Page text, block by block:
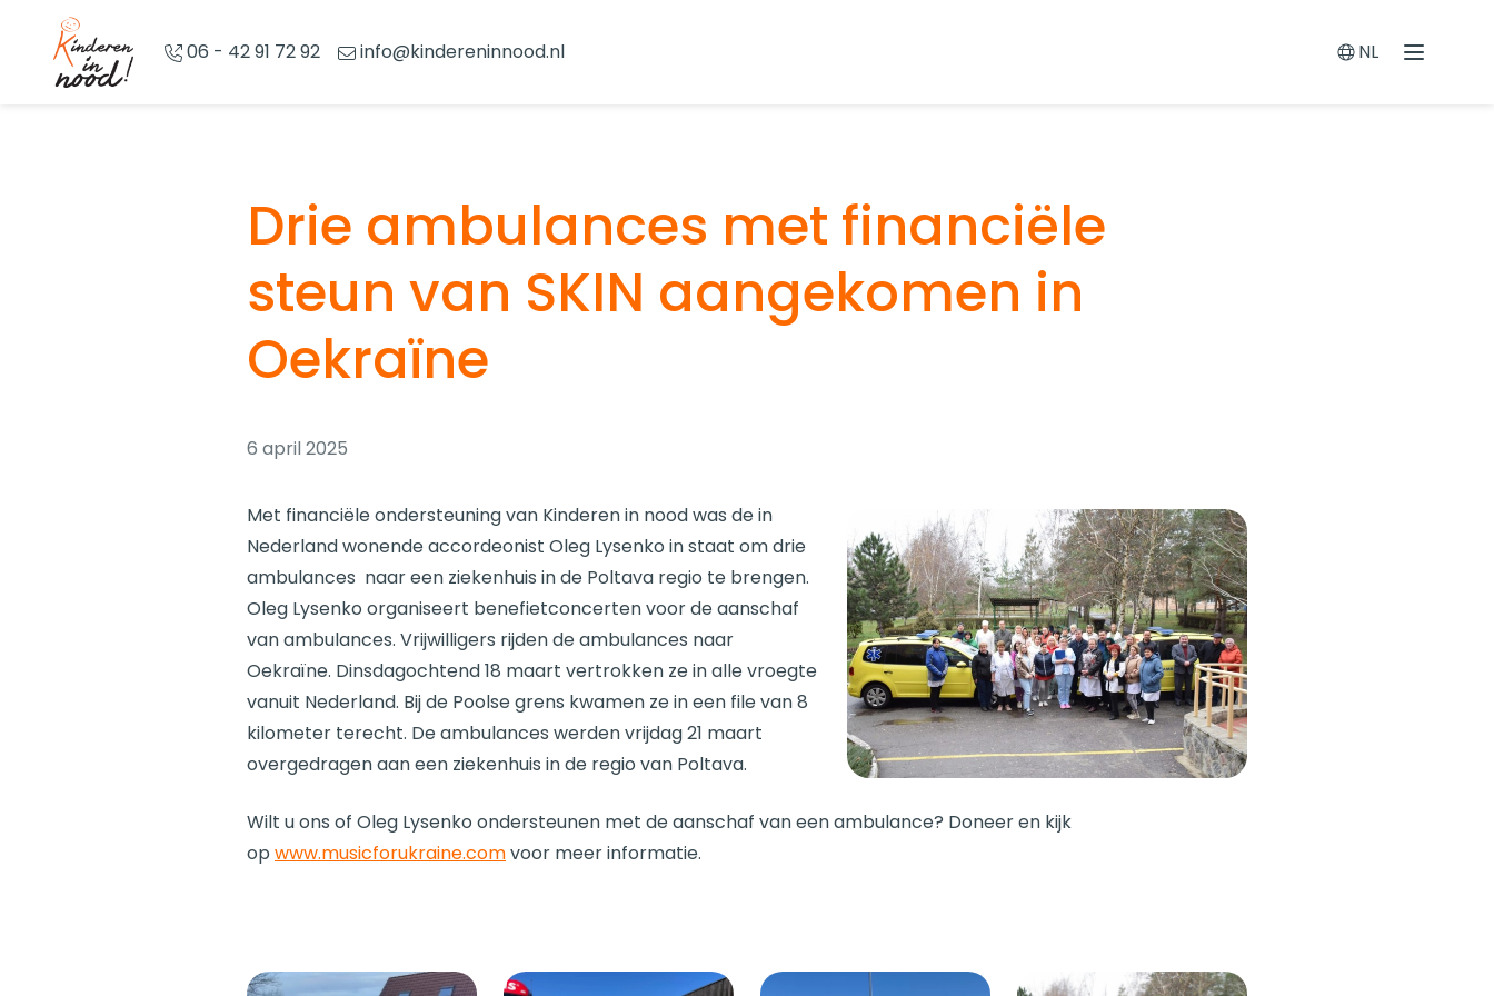
Overslaan en naar de inhoud gaan
06 - 42 91 72 92 info@kindereninnood.nl
Menu
NL
Switch
Drie ambulances met financiële
steun van SKIN aangekomen in
Oekraïne
6 april 2025
Met financiële ondersteuning van Kinderen in nood was de in
Nederland wonende accordeonist Oleg Lysenko in staat om drie
ambulances naar een ziekenhuis in de Poltava regio te brengen.
Oleg Lysenko organiseert benefietconcerten voor de aanschaf
van ambulances. Vrijwilligers rijden de ambulances naar
Oekraïne. Dinsdagochtend 18 maart vertrokken ze in alle vroegte
vanuit Nederland. Bij de Poolse grens kwamen ze in een file van 8
kilometer terecht. De ambulances werden vrijdag 21 maart
overgedragen aan een ziekenhuis in de regio van Poltava.
Wilt u ons of Oleg Lysenko ondersteunen met de aanschaf van een ambulance? Doneer en kijk
op www.musicforukraine.comvoor meer informatie.